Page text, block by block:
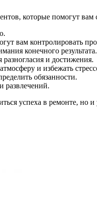
которые помогут вам
вам контролировать
конечного результата.
и достижения.
и избежать
обязанности.
развлечений.
успеха в ремонте, но